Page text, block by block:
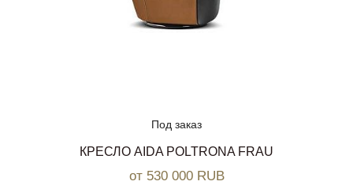
Под заказ
КРЕСЛО AIDA POLTRONA FRAU
от 530 000 RUB